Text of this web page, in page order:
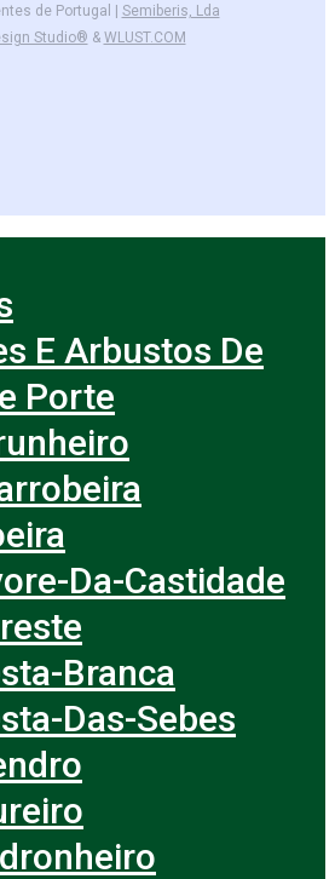
de Portugal | Semiberis, Lda
Studio® & WLUST.COM
E Arbustos De
Porte
Da-Castidade
Branca
Das-Sebes